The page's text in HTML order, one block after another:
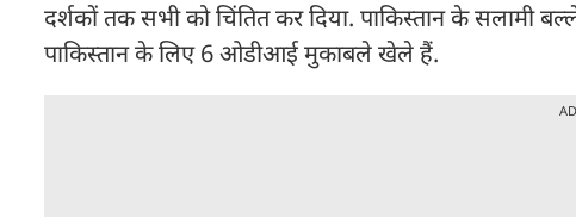
दर्शकों तक सभी को चिंतित कर दिया. पाकिस्तान के सलामी
पाकिस्तान के लिए 6 ओडीआई मुकाबले खेले हैं.